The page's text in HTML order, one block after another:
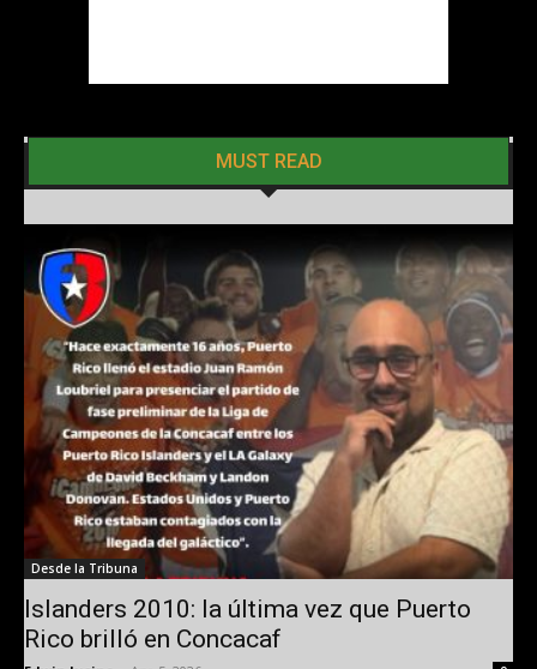
MUST READ
Desde la Tribuna
Islanders 2010: la última vez que Puerto
Rico brilló en Concacaf